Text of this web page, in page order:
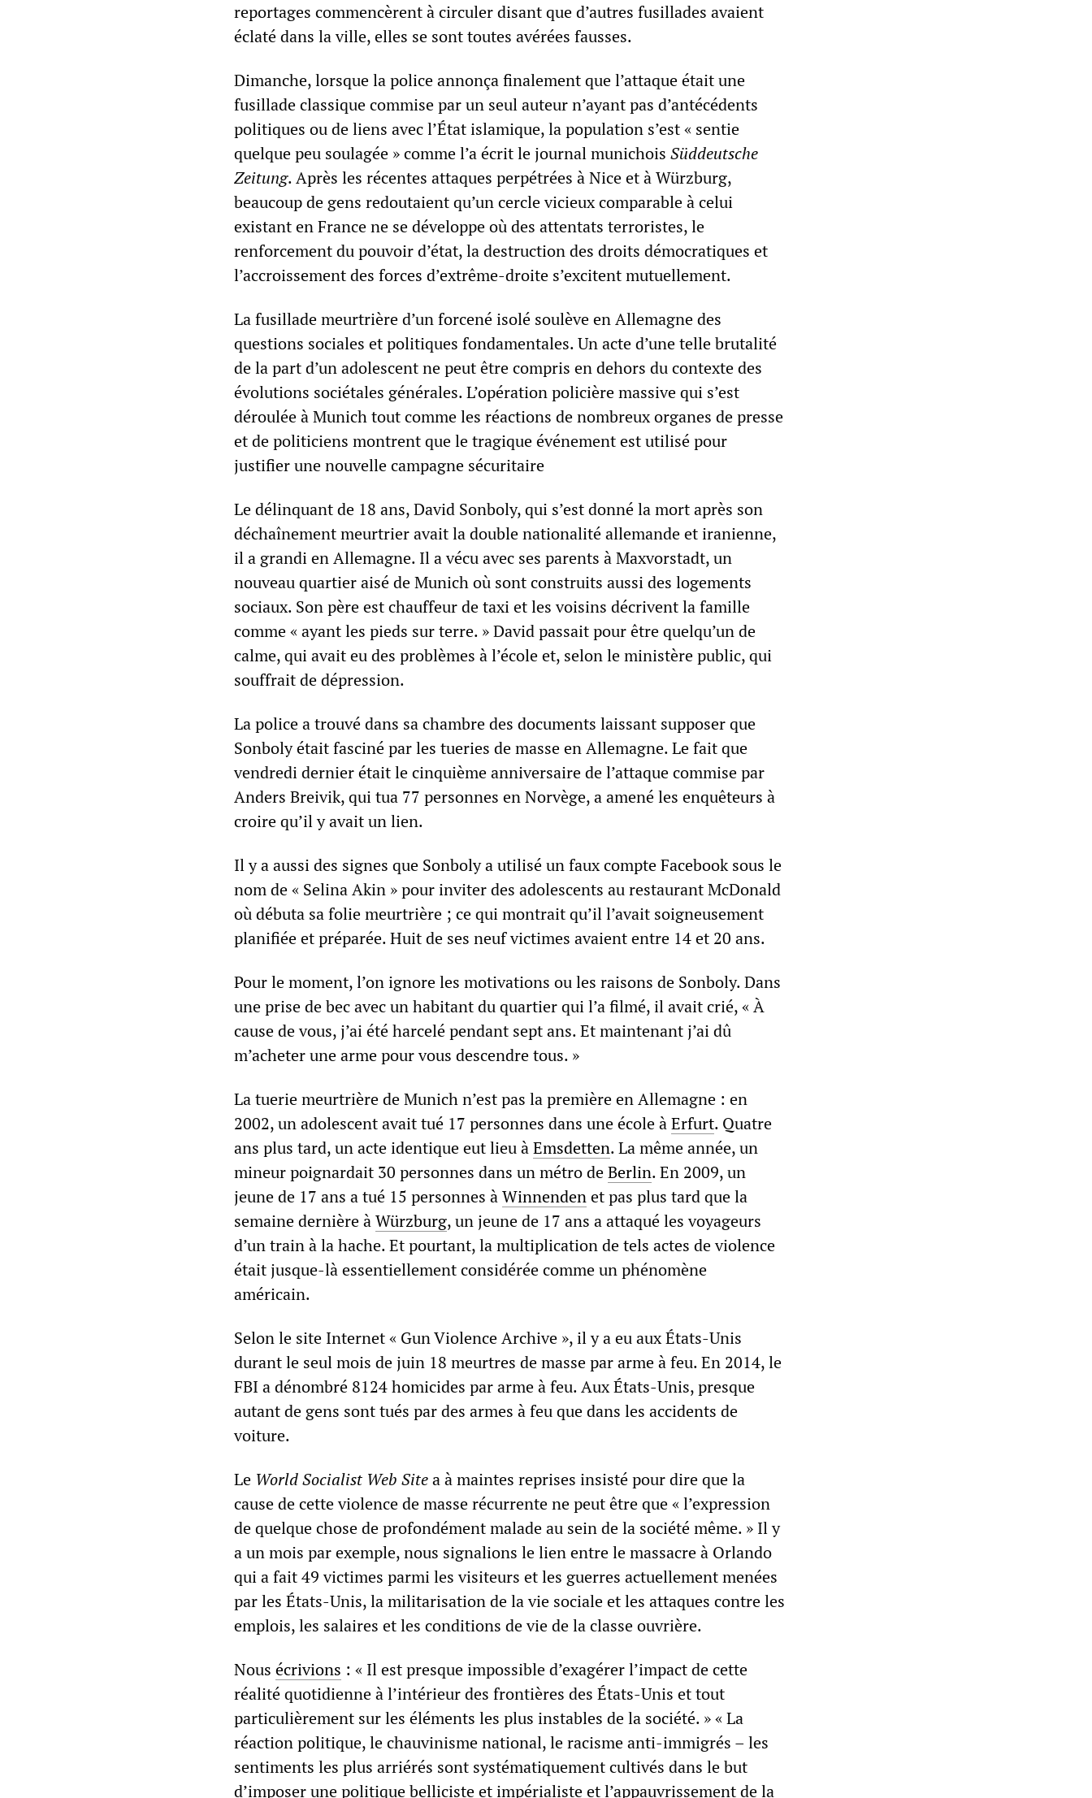
reportages commencèrent à circuler disant que d’autres fusillades avaient
éclaté dans la ville, elles se sont toutes avérées fausses.
Dimanche, lorsque la police annonça finalement que l’attaque était une
fusillade classique commise par un seul auteur n’ayant pas d’antécédents
politiques ou de liens avec l’État islamique, la population s’est « sentie
quelque peu soulagée » comme l’a écrit le journal munichois Süddeutsche
Zeitung. Après les récentes attaques perpétrées à Nice et à Würzburg,
beaucoup de gens redoutaient qu’un cercle vicieux comparable à celui
existant en France ne se développe où des attentats terroristes, le
renforcement du pouvoir d’état, la destruction des droits démocratiques et
l’accroissement des forces d’extrême-droite s’excitent mutuellement.
La fusillade meurtrière d’un forcené isolé soulève en Allemagne des
questions sociales et politiques fondamentales. Un acte d’une telle brutalité
de la part d’un adolescent ne peut être compris en dehors du contexte des
évolutions sociétales générales. L’opération policière massive qui s’est
déroulée à Munich tout comme les réactions de nombreux organes de presse
et de politiciens montrent que le tragique événement est utilisé pour
justifier une nouvelle campagne sécuritaire
Le délinquant de 18 ans, David Sonboly, qui s’est donné la mort après son
déchaînement meurtrier avait la double nationalité allemande et iranienne,
il a grandi en Allemagne. Il a vécu avec ses parents à Maxvorstadt, un
nouveau quartier aisé de Munich où sont construits aussi des logements
sociaux. Son père est chauffeur de taxi et les voisins décrivent la famille
comme « ayant les pieds sur terre. » David passait pour être quelqu’un de
calme, qui avait eu des problèmes à l’école et, selon le ministère public, qui
souffrait de dépression.
La police a trouvé dans sa chambre des documents laissant supposer que
Sonboly était fasciné par les tueries de masse en Allemagne. Le fait que
vendredi dernier était le cinquième anniversaire de l’attaque commise par
Anders Breivik, qui tua 77 personnes en Norvège, a amené les enquêteurs à
croire qu’il y avait un lien.
Il y a aussi des signes que Sonboly a utilisé un faux compte Facebook sous le
nom de « Selina Akin » pour inviter des adolescents au restaurant McDonald
où débuta sa folie meurtrière ; ce qui montrait qu’il l’avait soigneusement
planifiée et préparée. Huit de ses neuf victimes avaient entre 14 et 20 ans.
Pour le moment, l’on ignore les motivations ou les raisons de Sonboly. Dans
une prise de bec avec un habitant du quartier qui l’a filmé, il avait crié, « À
cause de vous, j’ai été harcelé pendant sept ans. Et maintenant j’ai dû
m’acheter une arme pour vous descendre tous. »
La tuerie meurtrière de Munich n’est pas la première en Allemagne : en
2002, un adolescent avait tué 17 personnes dans une école àErfurt. Quatre
ans plus tard, un acte identique eut lieu àEmsdetten. La même année, un
mineur poignardait 30 personnes dans un métro deBerlin. En 2009, un
jeune de 17 ans a tué 15 personnes àWinnendenet pas plus tard que la
semaine dernière àWürzburg, un jeune de 17 ans a attaqué les voyageurs
d’un train à la hache. Et pourtant, la multiplication de tels actes de violence
était jusque-là essentiellement considérée comme un phénomène
américain.
Selon le site Internet « Gun Violence Archive », il y a eu aux États-Unis
durant le seul mois de juin 18 meurtres de masse par arme à feu. En 2014, le
FBI a dénombré 8124 homicides par arme à feu. Aux États-Unis, presque
autant de gens sont tués par des armes à feu que dans les accidents de
voiture.
Le World Socialist Web Sitea à maintes reprises insisté pour dire que la
cause de cette violence de masse récurrente ne peut être que « l’expression
de quelque chose de profondément malade au sein de la société même. » Il y
a un mois par exemple, nous signalions le lien entre le massacre à Orlando
qui a fait 49 victimes parmi les visiteurs et les guerres actuellement menées
par les États-Unis, la militarisation de la vie sociale et les attaques contre les
emplois, les salaires et les conditions de vie de la classe ouvrière.
Nous écrivions : « Il est presque impossible d’exagérer l’impact de cette
réalité quotidienne à l’intérieur des frontières des États-Unis et tout
particulièrement sur les éléments les plus instables de la société. » « La
réaction politique, le chauvinisme national, le racisme anti-immigrés – les
sentiments les plus arriérés sont systématiquement cultivés dans le but
d’imposer une politique belliciste et impérialiste et l’appauvrissement de la